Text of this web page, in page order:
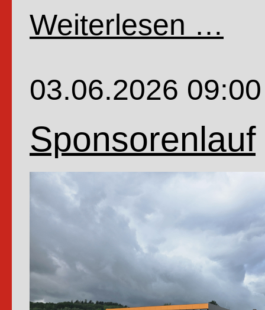
Weiterlesen …
der
03.06.2026 09:00
Sponsorenlauf